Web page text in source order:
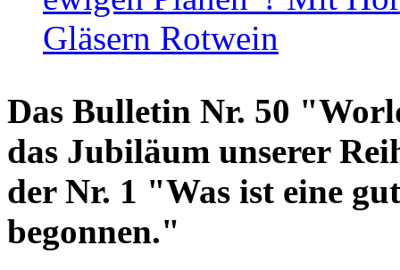
Gläsern Rotwein
Das Bulletin Nr. 50
das Jubiläum unserer
der Nr. 1 "Was ist eine
begonnen."